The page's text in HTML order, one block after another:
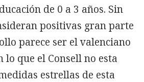
de 0 a 3 años. Sin
positivas gran parte
parece ser el valenciano
que el Consell no esta
estrellas de esta